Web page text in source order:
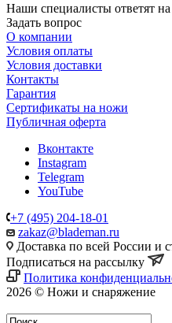
Наши специалисты ответят
Задать вопрос
О компании
Условия оплаты
Условия доставки
Контакты
Гарантия
Сертификаты на ножи
Публичная оферта
Вконтакте
Instagram
Telegram
YouTube
+7 (495) 204-18-01
zakaz@blademan.ru
Доставка по всей России и
Подписаться на рассылку
Политика
2026 © Ножи и снаряжение